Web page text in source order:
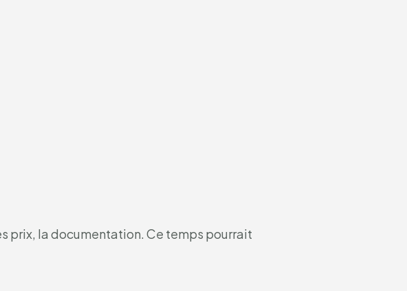
prix, la documentation. Ce temps pourrait